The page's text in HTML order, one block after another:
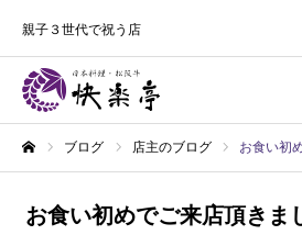
親子３世代で祝う店
ブログ 店主のブログ お食い初
お食い初めでご来店頂きま